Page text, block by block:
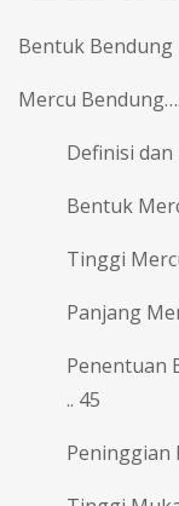
Bentuk
Mercu
Definisi
Bentuk
Tinggi
Panjang
Penentuan
.. 45